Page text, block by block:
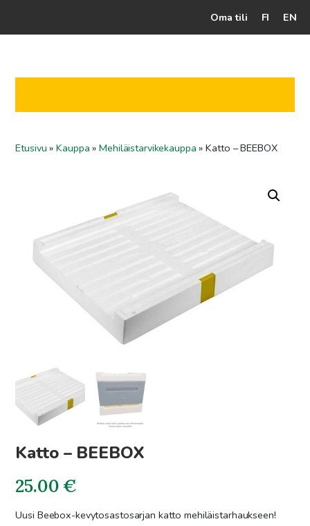
Oma tili FI EN
Jälleenmyyjät
Ohjeet ja vinkit
Etusivu »Kauppa »Mehiläistarvikekauppa »Katto – BEEBOX
Katto – BEEBOX
25.00€
Uusi Beebox-kevytosastosarjan katto mehiläistarhaukseen!